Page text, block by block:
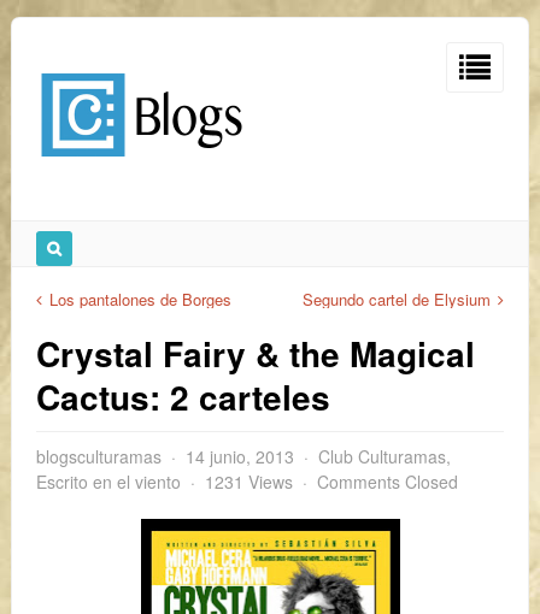
Los pantalones de Borges Segundo cartel de Elysium
Crystal Fairy & the Magical
Cactus: 2 carteles
blogsculturamas 14 junio, 2013 Club Culturamas,
Escrito en el viento
1231 Views Comments Closed